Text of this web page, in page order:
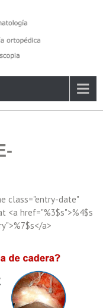
class="entry-date"
<a href="%3$s">%4$s
a>